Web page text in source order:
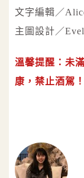
文字編輯／
主圖設計／
溫馨提醒：未
康，禁止酒駕！